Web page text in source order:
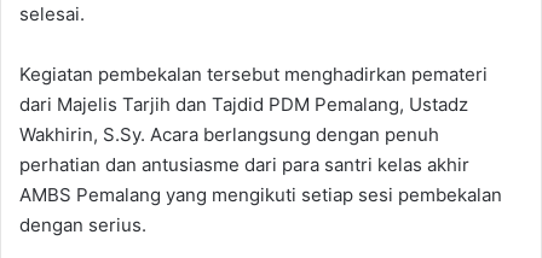
selesai.
​Kegiatan pembekalan tersebut menghadirkan pemateri
dari Majelis Tarjih dan Tajdid PDM Pemalang, Ustadz
Wakhirin, S.Sy. Acara berlangsung dengan penuh
perhatian dan antusiasme dari para santri kelas akhir
AMBS Pemalang yang mengikuti setiap sesi pembekalan
dengan serius.